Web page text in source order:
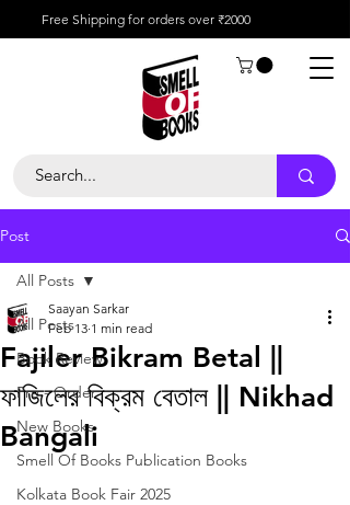
Free Shipping for orders over ₹2000
Post
All Posts
Book Review
Pre - Order
New Books
Smell Of Books Publication Books
Kolkata Book Fair 2025
All Posts
Fajiler Bikram Betal ||
ফাজিলের বিক্রম বেতাল || Nikhad
Bangali
Saayan Sarkar
Feb 13 1 min read